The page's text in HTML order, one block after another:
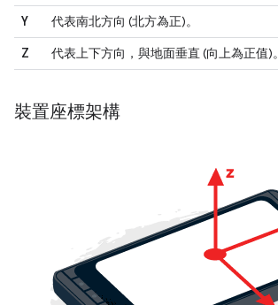
Y 代表南北方向 (北方為正)。
Z 代表上下方向，與地面垂直 (向上為正值)。
裝置座標架構